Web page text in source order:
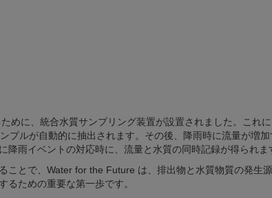
めに、統合水質サンプリング装置が設置されました。これ
ルが自動的に抽出されます。その後、降雨時に流量が増加
雨イベントの対応時に、流量と水質の同時記録が得られま
ことで、Water for the Future は、排出物と水質物質の発生
ための重要な第一歩です。